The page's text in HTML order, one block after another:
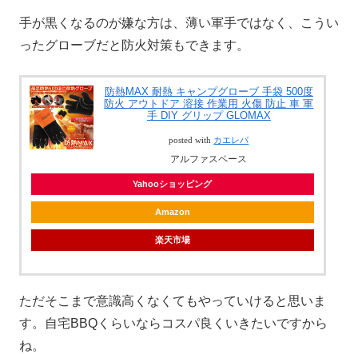
手が黒くなるのが嫌な方は、薄い軍手ではなく、こうい
ったグローブだと防火対策もできます。
防熱MAX 耐熱 キャンプグローブ 手袋 500度
防火 アウトドア 溶接 作業用 火傷 防止 車 軍
手 DIY グリップ GLOMAX
posted with カエレバ
アルファスペース
Yahooショッピング
Amazon
楽天市場
ただそこまで意識高くなくてもやっていけると思いま
す。自宅BBQくらいならコスパ良くいきたいですから
ね。